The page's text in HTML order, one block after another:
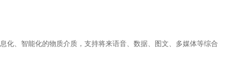
化、智能化的物质介质，支持将来语音、数据、图文、多媒体等综合